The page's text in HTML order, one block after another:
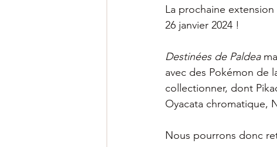
La prochaine
26 janvier 2024 !
Destinées de Paldea
avec des Pokémon de
collectionner, dont
Oyacata chromatique,
Nous pourrons donc